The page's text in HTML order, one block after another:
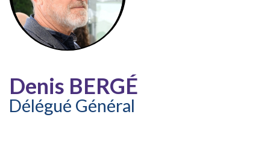
Denis BERGÉ
Délégué Général